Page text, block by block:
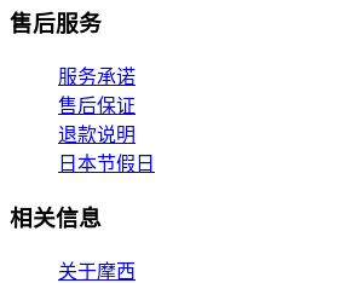
售后服务
服务承诺
售后保证
退款说明
日本节假日
相关信息
关于摩西